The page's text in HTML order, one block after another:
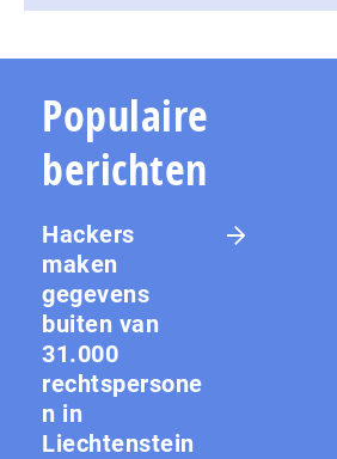
Populaire
berichten
Hackers
maken
gegevens
buiten van
31.000
rechtspersone
n in
Liechtenstein